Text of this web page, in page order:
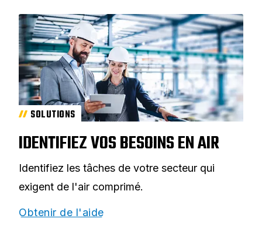
SOLUTIONS
IDENTIFIEZ VOS BESOINS EN AIR
Identifiez les tâches de votre secteur qui
exigent de l'air comprimé.
Obtenir de l'aide